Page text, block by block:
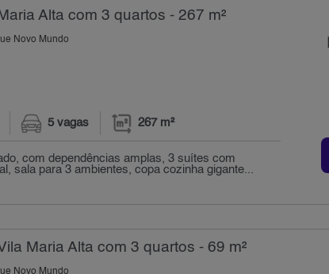
Alta com 3 quartos - 267 m²
Novo Mundo
5 vagas 267 m²
com dependências amplas, 3 suítes com
sala para 3 ambientes, copa cozinha gigante...
Maria Alta com 3 quartos - 69 m²
Novo Mundo